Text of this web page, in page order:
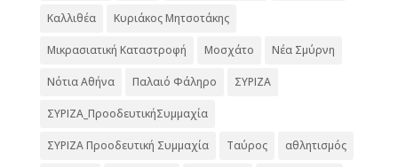
Καλλιθέα Κυριάκος Μητσοτάκης
Μικρασιατική Καταστροφή Μοσχάτο Νέα Σμύρνη
Νότια Αθήνα Παλαιό Φάληρο ΣΥΡΙΖΑ
ΣΥΡΙΖΑ_ΠροοδευτικήΣυμμαχία
ΣΥΡΙΖΑ Προοδευτική Συμμαχία Ταύρος αθλητισμός